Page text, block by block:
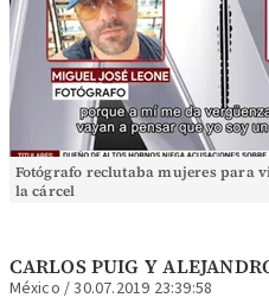
Fotógrafo reclutaba mujeres para
la cárcel
CARLOS PUIG Y
México /30.07.2019 23:39:58